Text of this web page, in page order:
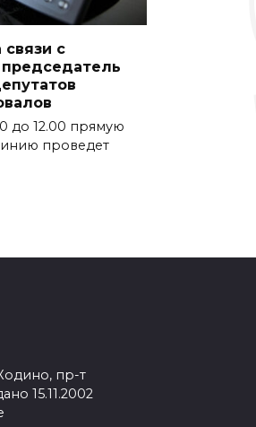
связи с
до 12.00 прямую
проведет
пр-т
15.11.2002